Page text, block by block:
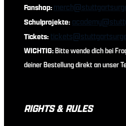
Fanshop:
Schulprojekte:
Tickets:
WICHTIG:Bitte wende dich bei
deiner Bestellung direkt an unser
RIGHTS & RULES